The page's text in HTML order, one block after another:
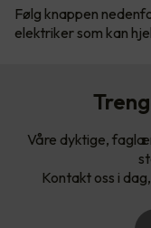
Følg knappen
elektriker som kan
Våre dyktige,
Kontakt oss i